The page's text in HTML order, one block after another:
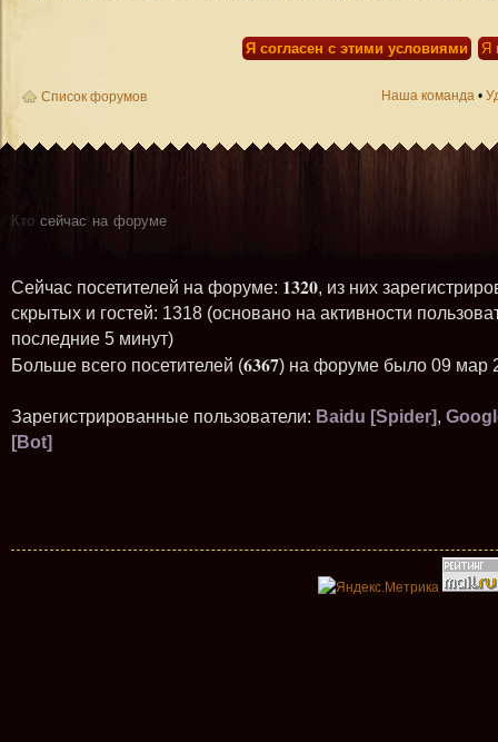
Список форумов Наша команда •
Кто сейчас на форуме
Сейчас посетителей на форуме: 1320, из них
скрытых и гостей: 1318 (основано на активности
последние 5 минут)
Больше всего посетителей (6367) на форуме было 09 мар
Зарегистрированные пользователи: Baidu [Spider],
[Bot]